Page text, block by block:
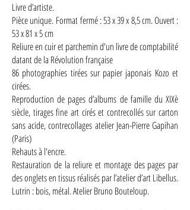
Livre d’artiste.
Pièce unique. Format fermé : 53 x 39 x 8,5 cm. Ouvert :
53 x 81 x 5 cm
Reliure en cuir et parchemin d'un livre de comptabilité
datant de la Révolution française
86 photographies tirées sur papier japonais Kozo et
cirées.
Reproduction de pages d’albums de famille du XIXè
siècle, tirages fine art cirés et contrecollés sur carton
sans acide, contrecollages atelier Jean-Pierre Gapihan
(Paris)
Rehauts à l'encre.
Restauration de la reliure et montage des pages par
des onglets en tissus réalisés par l’atelier d’art Libellus.
Lutrin : bois, métal. Atelier Bruno Bouteloup.